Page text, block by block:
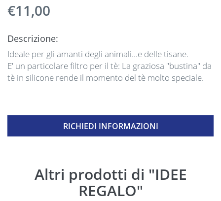
€11,00
Descrizione:
Ideale per gli amanti degli animali...e delle tisane.
E' un particolare filtro per il tè: La graziosa "bustina" da
tè in silicone rende il momento del tè molto speciale.
RICHIEDI INFORMAZIONI
Altri prodotti di "IDEE
REGALO"